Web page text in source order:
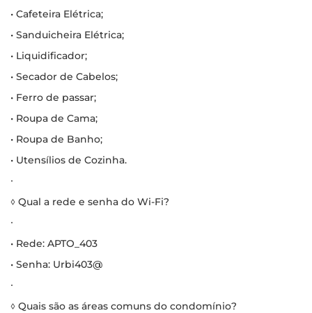
• Cafeteira Elétrica;
• Sanduicheira Elétrica;
• Liquidificador;
• Secador de Cabelos;
• Ferro de passar;
• Roupa de Cama;
• Roupa de Banho;
• Utensílios de Cozinha.
∙
◊ Qual a rede e senha do Wi-Fi?
∙
• Rede: APTO_403
• Senha: Urbi403@
∙
◊ Quais são as áreas comuns do condomínio?